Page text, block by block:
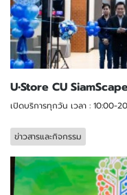
U•Store CU
เปิดบริการทุกวัน เวลา : 10:00-
ข่าวสารและกิจกรรม